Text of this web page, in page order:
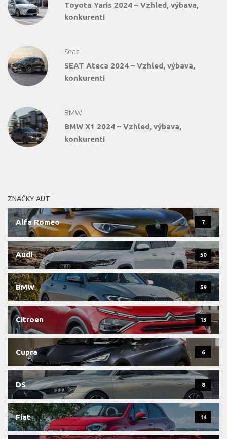
Toyota Yaris 2024 – Vzhled, výbava,
konkurenti
Seat
SEAT Ateca 2024 – Vzhled, výbava,
konkurenti
BMW
BMW X1 2024 – Vzhled, výbava,
konkurenti
ZNAČKY AUT
Alfa Romeo 7
Audi 50
BMW 59
Citroen 13
Cupra 6
DS 8
Fiat 14